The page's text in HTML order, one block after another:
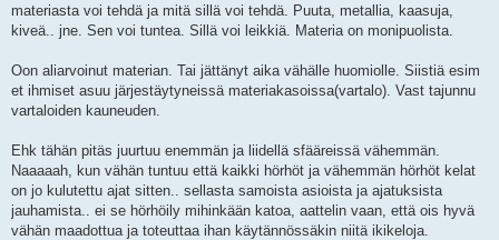
materiasta voi tehdä ja mitä sillä voi tehdä. Puuta, metallia, kaasuja,
kiveä.. jne. Sen voi tuntea. Sillä voi leikkiä. Materia on monipuolista.
Oon aliarvoinut materian. Tai jättänyt aika vähälle huomiolle. Siistiä esim
et ihmiset asuu järjestäytyneissä materiakasoissa(vartalo). Vast tajunnu
vartaloiden kauneuden.
Ehk tähän pitäs juurtuu enemmän ja liidellä sfääreissä vähemmän.
Naaaaah, kun vähän tuntuu että kaikki hörhöt ja vähemmän hörhöt kelat
on jo kulutettu ajat sitten.. sellasta samoista asioista ja ajatuksista
jauhamista.. ei se hörhöily mihinkään katoa, aattelin vaan, että ois hyvä
vähän maadottua ja toteuttaa ihan käytännössäkin niitä ikikeloja.